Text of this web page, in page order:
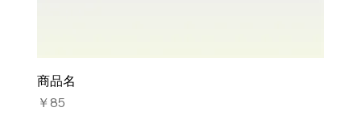
商品名
価格
￥85